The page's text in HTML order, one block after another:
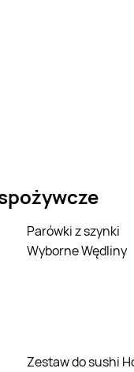
Parówki z szynki
Wyborne Wędliny
Zestaw do sushi House